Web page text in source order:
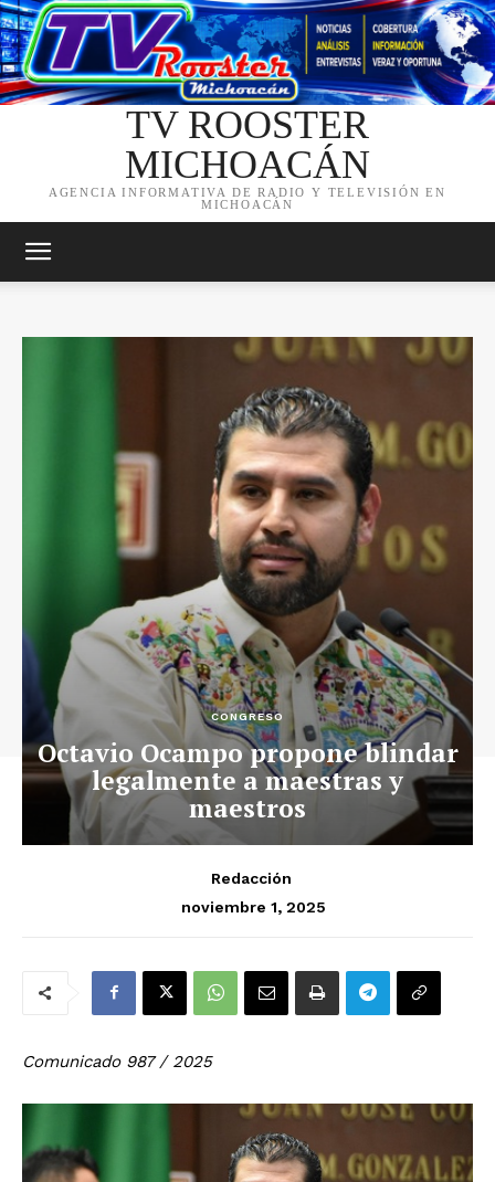
TV ROOSTER
MICHOACÁN
AGENCIA INFORMATIVA DE RADIO Y TELEVISIÓN EN
MICHOACÁN
CONGRESO
Octavio Ocampo propone blindar
legalmente a maestras y
maestros
Redacción
noviembre 1, 2025
Comunicado 987 / 2025